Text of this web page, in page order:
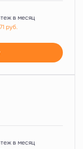
в месяц
руб.
в месяц